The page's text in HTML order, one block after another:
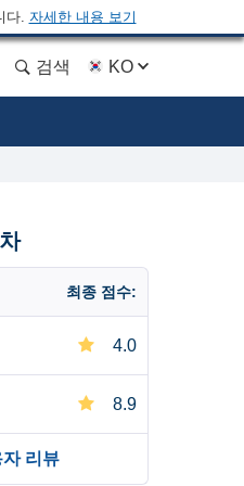
다. 자세한 내용 보기
검색 KO
최종 점수:
4.0
8.9
리뷰